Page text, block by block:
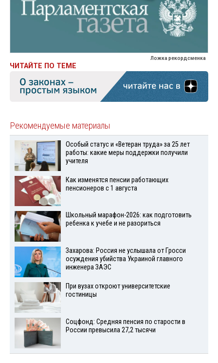
Ложка рекордсменка
ЧИТАЙТЕ ПО ТЕМЕ
Рекомендуемые материалы
Особый статус и «Ветеран труда» за 25 лет
работы: какие меры поддержки получили
учителя
Как изменятся пенсии работающих
пенсионеров с 1 августа
Школьный марафон-2026: как подготовить
ребенка к учебе и не разориться
Захарова: Россия не услышала от Гросси
осуждения убийства Украиной главного
инженера ЗАЭС
При вузах откроют университетские
гостиницы
Соцфонд: Средняя пенсия по старости в
России превысила 27,2 тысячи